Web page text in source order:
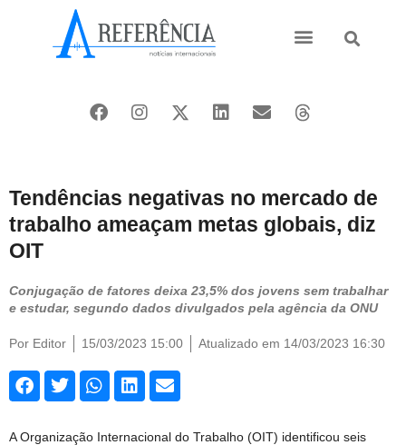
Tendências negativas no mercado de
trabalho ameaçam metas globais, diz
OIT
Conjugação de fatores deixa 23,5% dos jovens sem trabalhar
e estudar, segundo dados divulgados pela agência da ONU
Por Editor 15/03/2023 15:00 Atualizado em 14/03/2023 16:30
A Organização Internacional do Trabalho (OIT) identificou seis